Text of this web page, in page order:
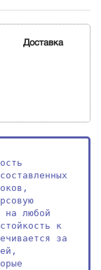
Доставка
на любой
к
за